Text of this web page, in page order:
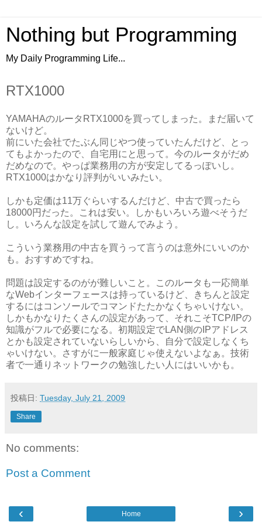
Nothing but Programming
My Daily Programming Life...
RTX1000
YAMAHAのルータRTX1000を買ってしまった。まだ届いて
ないけど。
前にいた会社でたぶん同じやつ使っていたんだけど、とっ
てもよかったので、自宅用にと思って。今のルータがだめ
だめなので。やっぱ業務用の方が安定してるっぽいし。
RTX1000はかなり評判がいいみたい。
しかも定価は11万ぐらいするんだけど、中古で買ったら
18000円だった。これは安い。しかもいろいろ遊べそうだ
し。いろんな設定を試して遊んでみよう。
こういう業務用の中古を買うって言うのは意外にいいのか
も。おすすめですね。
問題は設定するのがが難しいこと。このルータも一応簡単
なWebインターフェースは持っているけど、きちんと設定
するにはコンソールでコマンドたたかなくちゃいけない。
しかもかなりたくさんの設定があって、それこそTCP/IPの
知識がフルで必要になる。初期設定でLAN側のIPアドレス
とかも設定されていないらしいから、自分で設定しなくち
ゃいけない。さすがに一般家庭じゃ使えないよなぁ。技術
者で一通りネットワークの勉強したい人にはいいかも。
投稿日: Tuesday, July 21, 2009
Share
No comments:
Post a Comment
‹ ›
Home